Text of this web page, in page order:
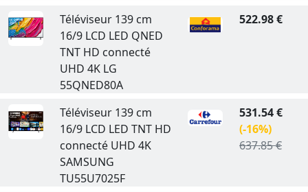
Téléviseur 139 cm
16/9 LCD LED QNED
TNT HD connecté
UHD 4K LG
55QNED80A
522.98 €
Téléviseur 139 cm
16/9 LCD LED TNT HD
connecté UHD 4K
SAMSUNG
TU55U7025F
531.54 €
(-16%)
637.85 €